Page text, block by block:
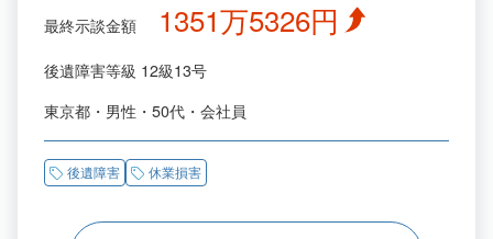
最終示談金額 1351万5326円
後遺障害等級 12級13号
東京都
男性 50代 会社員
後遺障害 休業損害